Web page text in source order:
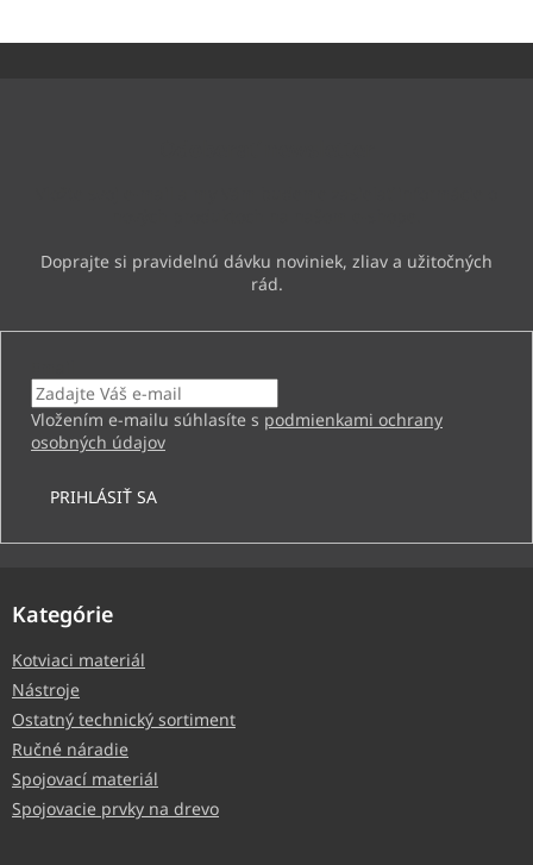
Vložením e-mailu súhlasíte s podmienkami ochrany
osobných údajov
PRIHLÁSIŤ SA
Kategórie
Kotviaci materiál
Nástroje
Ostatný technický sortiment
Ručné náradie
Spojovací materiál
Spojovacie prvky na drevo